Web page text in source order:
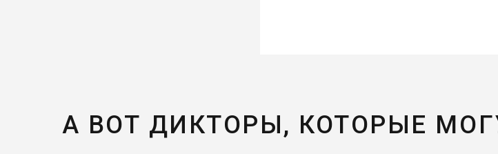
А ВОТ ДИКТОРЫ, КОТОРЫЕ